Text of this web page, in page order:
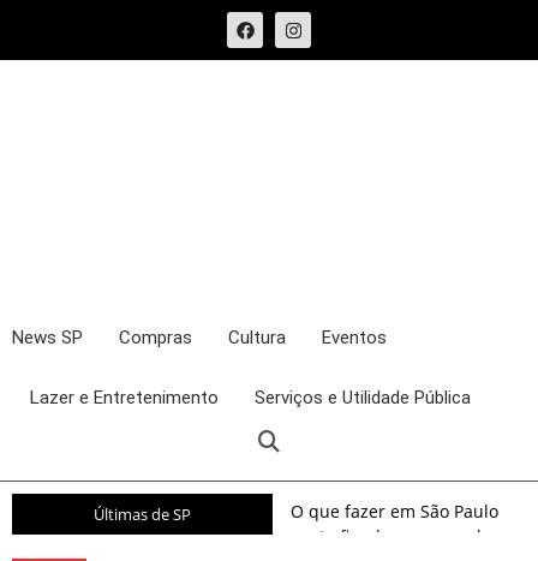
News SP Compras Cultura Eventos
Lazer e Entretenimento Serviços e Utilidade Pública
Últimas de SP
O que fazer em São Paulo
neste fim de semana: shows,